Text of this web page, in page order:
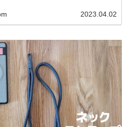
2023.04.02